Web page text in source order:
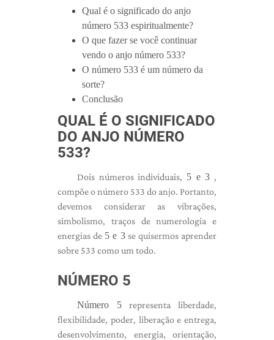
Qual é o significado do anjo
número 533 espiritualmente?
O que fazer se você continuar
vendo o anjo número 533?
O número 533 é um número da
sorte?
Conclusão
QUAL É O SIGNIFICADO
DO ANJO NÚMERO
533?
Dois números individuais, 5 e 3 ,
compõe o número 533 do anjo. Portanto,
devemos considerar as vibrações,
simbolismo, traços de numerologia e
energias de 5 e 3se quisermos aprender
sobre 533 como um todo.
NÚMERO 5
Número 5 representa liberdade,
flexibilidade, poder, liberação e entrega,
desenvolvimento, energia, orientação,